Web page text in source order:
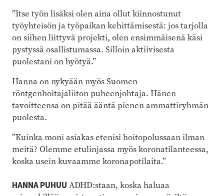
”Itse työn lisäksi olen aina ollut kiinnostunut
työyhteisön ja työpaikan kehittämisestä: jos tarjolla
on siihen liittyvä projekti, olen ensimmäisenä käsi
pystyssä osallistumassa. Silloin aktiivisesta
puolestani on hyötyä.”
Hanna on nykyään myös Suomen
röntgenhoitajaliiton puheenjohtaja. Hänen
tavoitteensa on pitää ääntä pienen ammattiryhmän
puolesta.
”Kuinka moni asiakas etenisi hoitopolussaan ilman
meitä? Olemme etulinjassa myös koronatilanteessa,
koska usein kuvaamme koronapotilaita.”
HANNA PUHUU ADHD:staan, koska haluaa